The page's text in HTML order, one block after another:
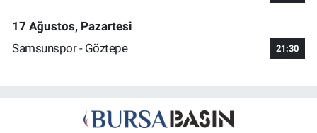
17 Ağustos, Pazartesi
Samsunspor - Göztepe
21:30